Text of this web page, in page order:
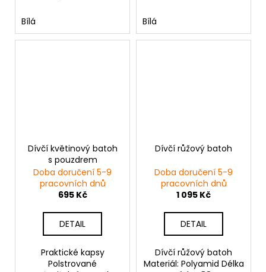
Bílá Bílá
Dívčí květinový batoh
s pouzdrem
Doba doručení 5-9
pracovních dnů
695 Kč
DETAIL
Praktické kapsy
Polstrované
Dívčí růžový batoh
Doba doručení 5-9
pracovních dnů
1 095 Kč
DETAIL
Dívčí růžový batoh
Materiál: Polyamid Délka